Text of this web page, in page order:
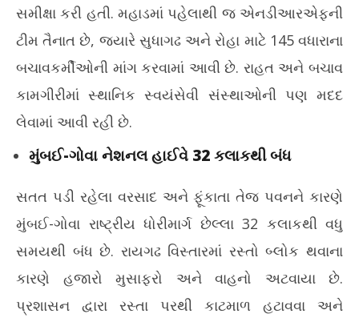
સમીક્ષા કરી હતી. મહાડમાં પહેલાથી જ એનડીઆરએફની
ટીમ તૈનાત છે, જ્યારે સુધાગઢ અને રોહા માટે 145 વધારાના
બચાવકર્મીઓની માંગ કરવામાં આવી છે. રાહત અને બચાવ
કામગીરીમાં સ્થાનિક સ્વયંસેવી સંસ્થાઓની પણ મદદ
લેવામાં આવી રહી છે.
મુંબઈ-ગોવા નેશનલ હાઈવે 32 કલાકથી બંધ
સતત પડી રહેલા વરસાદ અને ફૂંકાતા તેજ પવનને કારણે
મુંબઈ-ગોવા રાષ્ટ્રીય ધોરીમાર્ગ છેલ્લા 32 કલાકથી વધુ
સમયથી બંધ છે. રાયગઢ વિસ્તારમાં રસ્તો બ્લોક થવાના
કારણે હજારો મુસાફરો અને વાહનો અટવાયા છે.
પ્રશાસન દ્વારા રસ્તા પરથી કાટમાળ હટાવવા અને